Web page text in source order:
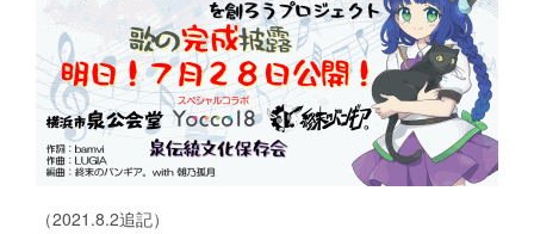
金沢ふみ 大綱きくな 新治みどり
山内あおば 都筑かや 戸塚しなの 本郷さかえ
中和田いずみ 瀬谷みつき Yocco18 等身バージョン
（2021.8.2追記）